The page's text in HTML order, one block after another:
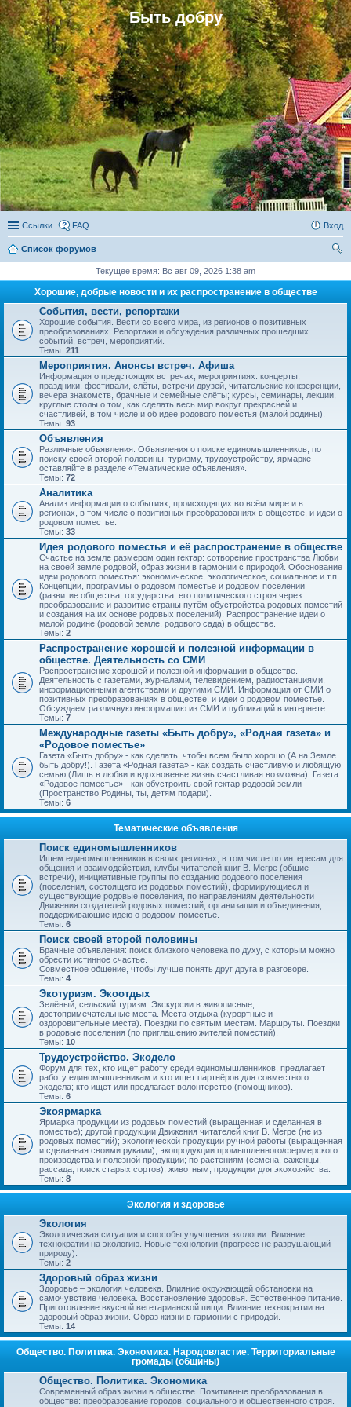
Быть добру
Ссылки FAQ Вход
Список форумов
Текущее время: Вс авг 09, 2026 1:38 am
Хорошие, добрые новости и их распространение в обществе
События, вести, репортажи
Хорошие события. Вести со всего мира, из регионов о позитивных
преобразованиях. Репортажи и обсуждения различных прошедших
событий, встреч, мероприятий.
Темы: 211
Мероприятия. Анонсы встреч. Афиша
Информация о предстоящих встречах, мероприятиях: концерты,
праздники, фестивали, слёты, встречи друзей, читательские конференции,
вечера знакомств, брачные и семейные слёты; курсы, семинары, лекции,
круглые столы о том, как сделать весь мир вокруг прекрасней и
счастливей, в том числе и об идее родового поместья (малой родины).
Темы: 93
Объявления
Различные объявления. Объявления о поиске единомышленников, по
поиску своей второй половины, туризму, трудоустройству, ярмарке
оставляйте в разделе «Тематические объявления».
Темы: 72
Аналитика
Анализ информации о событиях, происходящих во всём мире и в
регионах, в том числе о позитивных преобразованиях в обществе, и идеи о
родовом поместье.
Темы: 33
Идея родового поместья и её распространение в обществе
Счастье на земле размером один гектар: сотворение пространства Любви
на своей земле родовой, образ жизни в гармонии с природой. Обоснование
идеи родового поместья: экономическое, экологическое, социальное и т.п.
Концепции, программы о родовом поместье и родовом поселении
(развитие общества, государства, его политического строя через
преобразование и развитие страны путём обустройства родовых поместий
и создания на их основе родовых поселений). Распространение идеи о
малой родине (родовой земле, родового сада) в обществе.
Темы: 2
Распространение хорошей и полезной информации в
обществе. Деятельность со СМИ
Распространение хорошей и полезной информации в обществе.
Деятельность с газетами, журналами, телевидением, радиостанциями,
информационными агентствами и другими СМИ. Информация от СМИ о
позитивных преобразованиях в обществе, и идеи о родовом поместье.
Обсуждаем различную информацию из СМИ и публикаций в интернете.
Темы: 7
Международные газеты «Быть добру», «Родная газета» и
«Родовое поместье»
Газета «Быть добру» - как сделать, чтобы всем было хорошо (А на Земле
быть добру!). Газета «Родная газета» - как создать счастливую и любящую
семью (Лишь в любви и вдохновенье жизнь счастливая возможна). Газета
«Родовое поместье» - как обустроить свой гектар родовой земли
(Пространство Родины, ты, детям подари).
Темы: 6
Тематические объявления
Поиск единомышленников
Ищем единомышленников в своих регионах, в том числе по интересам для
общения и взаимодействия, клубы читателей книг В. Мегре (общие
встречи), инициативные группы по созданию родового поселения
(поселения, состоящего из родовых поместий), формирующиеся и
существующие родовые поселения, по направлениям деятельности
Движения создателей родовых поместий; организации и объединения,
поддерживающие идею о родовом поместье.
Темы: 6
Поиск своей второй половины
Брачные объявления: поиск близкого человека по духу, с которым можно
обрести истинное счастье.
Совместное общение, чтобы лучше понять друг друга в разговоре.
Темы: 4
Экотуризм. Экоотдых
Зелёный, сельский туризм. Экскурсии в живописные,
достопримечательные места. Места отдыха (курортные и
оздоровительные места). Поездки по святым местам. Маршруты. Поездки
в родовые поселения (по приглашению жителей поместий).
Темы: 10
Трудоустройство. Экодело
Форум для тех, кто ищет работу среди единомышленников, предлагает
работу единомышленникам и кто ищет партнёров для совместного
экодела; кто ищет или предлагает волонтёрство (помощников).
Темы: 6
Экоярмарка
Ярмарка продукции из родовых поместий (выращенная и сделанная в
поместье); другой продукции Движения читателей книг В. Мегре (не из
родовых поместий); экологической продукции ручной работы (выращенная
и сделанная своими руками); экопродукции промышленного/фермерского
производства и полезной продукции; по растениям (семена, саженцы,
рассада, поиск старых сортов), животным, продукции для экохозяйства.
Темы: 8
Экология и здоровье
Экология
Экологическая ситуация и способы улучшения экологии. Влияние
технократии на экологию. Новые технологии (прогресс не разрушающий
природу).
Темы: 2
Здоровый образ жизни
Здоровье – экология человека. Влияние окружающей обстановки на
самочувствие человека. Восстановление здоровья. Естественное питание.
Приготовление вкусной вегетарианской пищи. Влияние технократии на
здоровый образ жизни. Образ жизни в гармонии с природой.
Темы: 14
Общество. Политика. Экономика. Народовластие. Территориальные
громады (общины)
Общество. Политика. Экономика
Современный образ жизни в обществе. Позитивные преобразования в
обществе: преобразование городов, социального и общественного строя.